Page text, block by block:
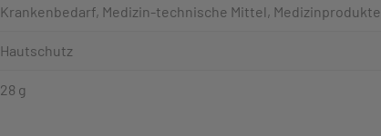
Krankenbedarf, Medizin-technische Mittel, Medizinprodukte
Hautschutz
28 g